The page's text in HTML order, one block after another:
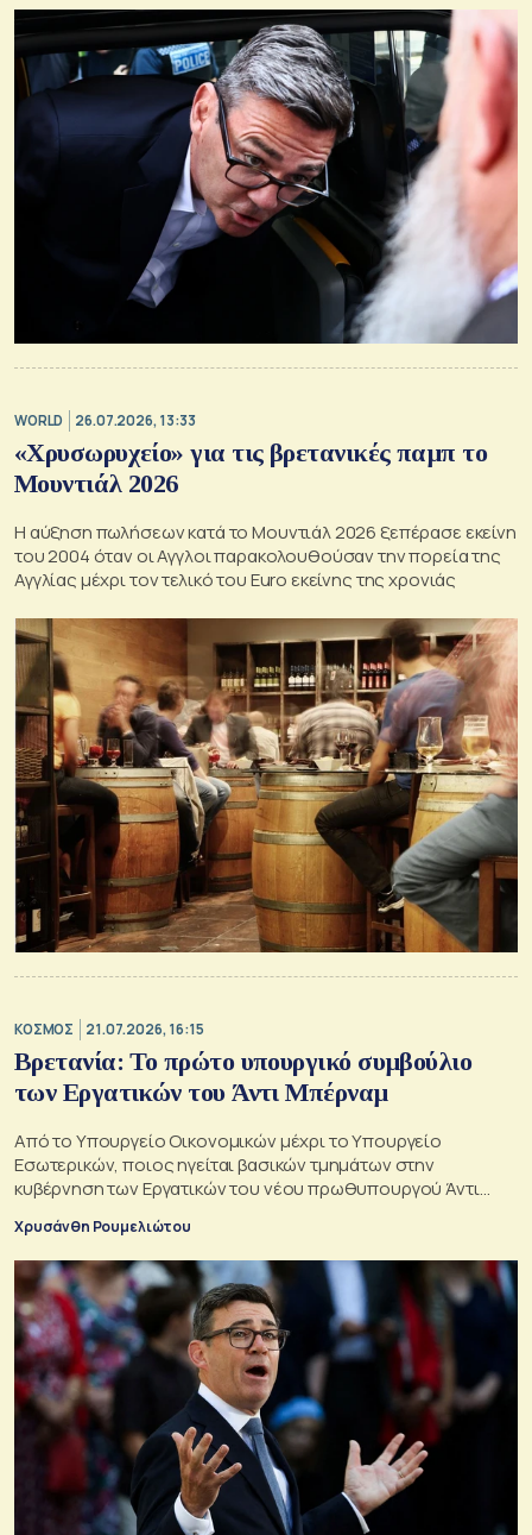
WORLD 26.07.2026, 13:33
«Χρυσωρυχείο» για τις βρετανικές παμπ το
Μουντιάλ 2026
Η αύξηση πωλήσεων κατά το Μουντιάλ 2026 ξεπέρασε εκείνη
του 2004 όταν οι Αγγλοι παρακολουθούσαν την πορεία της
Αγγλίας μέχρι τον τελικό του Euro εκείνης της χρονιάς
ΚΟΣΜΟΣ 21.07.2026, 16:15
Βρετανία: Το πρώτο υπουργικό συμβούλιο
των Εργατικών του Άντι Μπέρναμ
Από το Υπουργείο Οικονομικών μέχρι το Υπουργείο
Εσωτερικών, ποιος ηγείται βασικών τμημάτων στην
κυβέρνηση των Εργατικών του νέου πρωθυπουργού Άντι
Χρυσάνθη Ρουμελιώτου